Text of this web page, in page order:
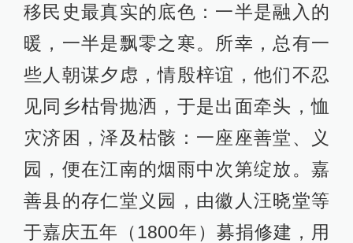
移民史最真实的底色：一半是融入的
暖，一半是飘零之寒。所幸，总有一
些人朝谋夕虑，情殷梓谊，他们不忍
见同乡枯骨抛洒，于是出面牵头，恤
灾济困，泽及枯骸：一座座善堂、义
园，便在江南的烟雨中次第绽放。嘉
善县的存仁堂义园，由徽人汪晓堂等
于嘉庆五年（1800年）募捐修建，用